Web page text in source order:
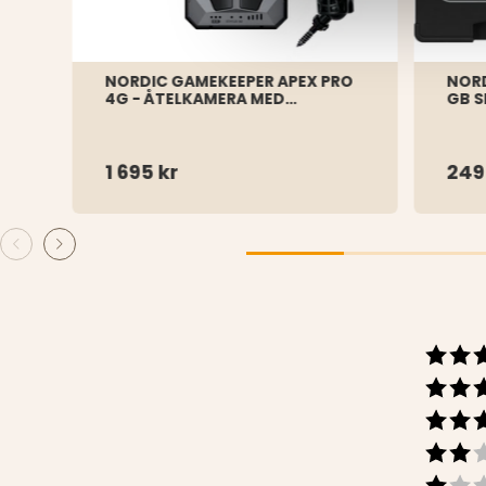
NORDIC GAMEKEEPER APEX PRO
4G - ÅTELKAMERA MED
1 695 kr
GB